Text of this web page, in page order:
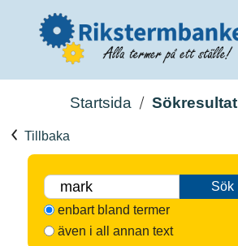
Startsida Sökresultat
Tillbaka
Sök
enbart bland termer
även i all annan text